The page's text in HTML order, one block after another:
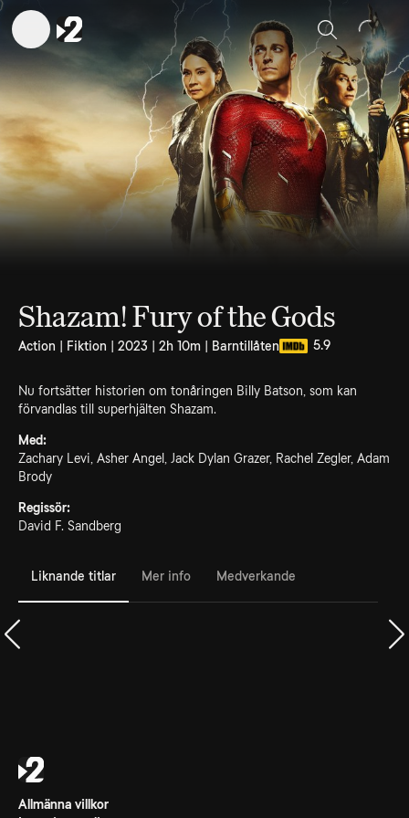
Sök
Shazam! Fury of the Gods
Action | Fiktion | 2023 | 2h 10m | Barntillåten 5.9
Nu fortsätter historien om tonåringen Billy Batson, som kan
förvandlas till superhjälten Shazam.
Med:
Zachary Levi, Asher Angel, Jack Dylan Grazer, Rachel Zegler, Adam
Brody
Regissör:
David F. Sandberg
Liknande titlar Mer info Medverkande
Allmänna villkor